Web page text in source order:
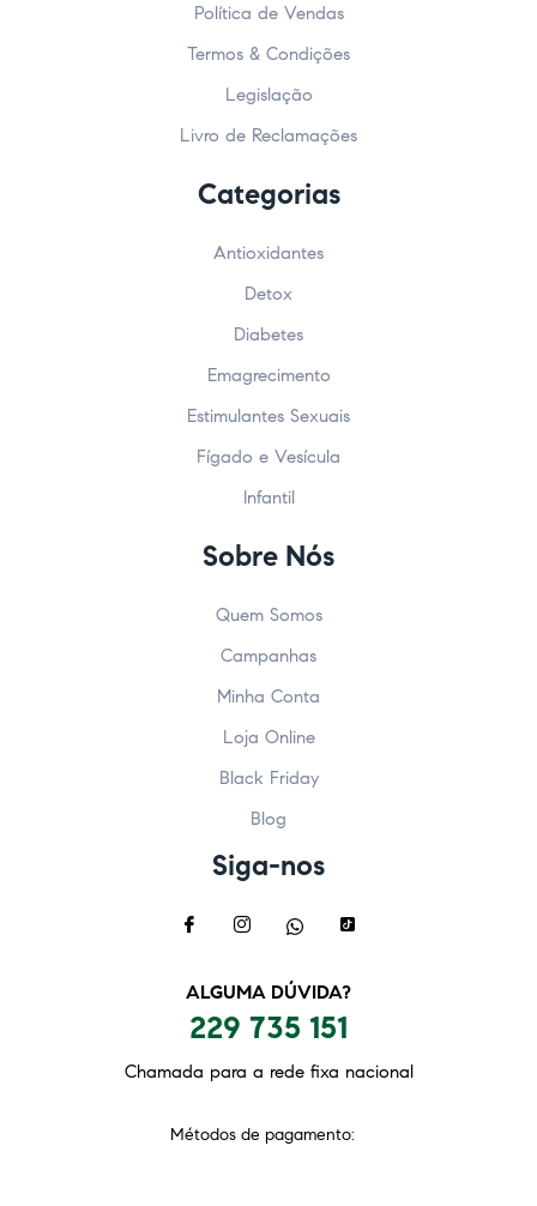
Política de Vendas
Termos & Condições
Legislação
Livro de Reclamações
Categorias
Antioxidantes
Detox
Diabetes
Emagrecimento
Estimulantes Sexuais
Fígado e Vesícula
Infantil
Sobre Nós
Quem Somos
Campanhas
Minha Conta
Loja Online
Black Friday
Blog
Siga-nos
ALGUMA DÚVIDA?
229 735 151
Chamada para a rede fixa nacional
Métodos de pagamento: